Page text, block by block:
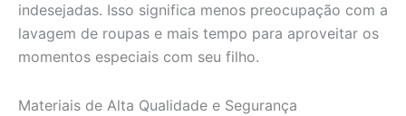
indesejadas. Isso significa menos preocupação com a
lavagem de roupas e mais tempo para aproveitar os
momentos especiais com seu filho.
Materiais de Alta Qualidade e Segurança